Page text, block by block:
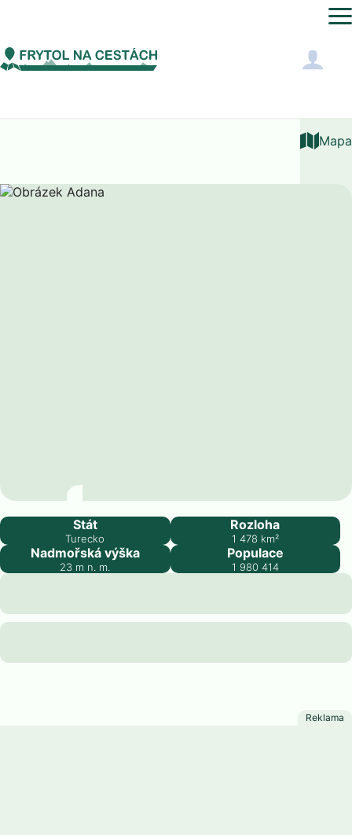
Asie Turecko Adana
Mapa
Adana
Stát
Turecko
Rozloha
1 478 km²
Nadmořská výška
23 m n. m.
Populace
1 980 414